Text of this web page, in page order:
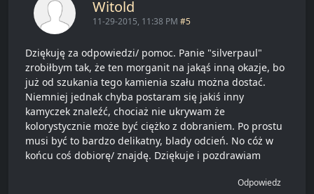
Witold
11-29-2015, 11:38 PM #5
Dziękuję za odpowiedzi/ pomoc. Panie "silverpaul"
zrobiłbym tak, że ten morganit na jakąś inną okazje, bo
już od szukania tego kamienia szału można dostać.
Niemniej jednak chyba postaram się jakiś inny
kamyczek znaleźć, chociaż nie ukrywam że
kolorystycznie może być ciężko z dobraniem. Po prostu
musi być to bardzo delikatny, blady odcień. No cóż w
końcu coś dobiorę/ znajdę. Dziękuje i pozdrawiam
Odpowiedz